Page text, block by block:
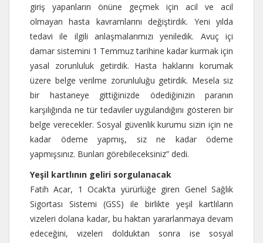
giriş yapanların önüne geçmek için acil ve acil
olmayan hasta kavramlarını değiştirdik. Yeni yılda
tedavi ile ilgili anlaşmalarımızı yeniledik. Avuç içi
damar sistemini 1 Temmuz tarihine kadar kurmak için
yasal zorunluluk getirdik. Hasta haklarını korumak
üzere belge verilme zorunluluğu getirdik. Mesela siz
bir hastaneye gittiğinizde ödediğinizin paranın
karşılığında ne tür tedaviler uygulandığını gösteren bir
belge verecekler. Sosyal güvenlik kurumu sizin için ne
kadar ödeme yapmış, siz ne kadar ödeme
yapmışsınız. Bunları görebileceksiniz” dedi.
Yeşil kartlının geliri sorgulanacak
Fatih Acar, 1 Ocak’ta yürürlüğe giren Genel Sağlık
Sigortası Sistemi (GSS) ile birlikte yeşil kartlıların
vizeleri dolana kadar, bu haktan yararlanmaya devam
edeceğini, vizeleri dolduktan sonra ise sosyal